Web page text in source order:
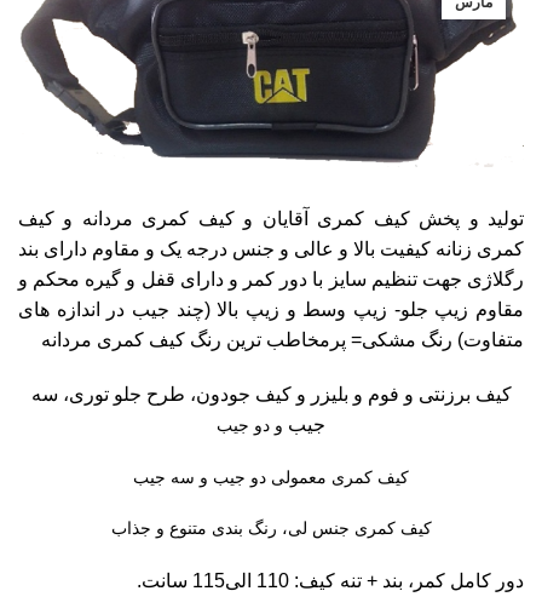
تولید و پخش کیف کمری آقایان و کیف کمری مردانه و کیف
کمری زنانه کیفیت بالا و عالی و جنس درجه یک و مقاوم دارای بند
رگلاژی جهت تنظیم سایز با دور کمر و دارای قفل و گیره محکم و
مقاوم زیپ جلو- زیپ وسط و زیپ بالا (چند جیب در اندازه های
متفاوت) رنگ مشکی= پرمخاطب ترین رنگ کیف کمری مردانه
کیف برزنتی و فوم و بلیزر و کیف جودون، طرح جلو توری، سه
جیب و دو جیب
کیف کمری معمولی دو جیب و سه جیب
کیف کمری جنس لی، رنگ بندی متنوع و جذاب
دور کامل کمر، بند + تنه کیف: 110 الی115 سانت.